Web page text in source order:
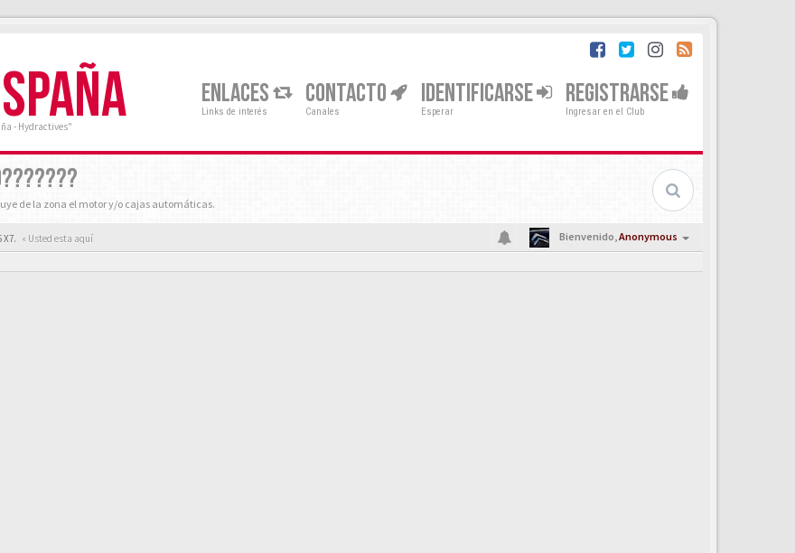
- Hydractives"
ENLACES
Links de interés
CONTACTO
Canales
IDENTIFICARSE
Esperar
REGISTRARSE
Ingresar en el Club
de la zona el motor y/o cajas automáticas.
X7. « Usted esta aquí Bienvenido,Anonymous